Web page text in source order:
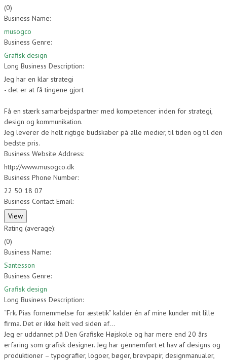
(0)
Business Name:
musogco
Business Genre:
Grafisk design
Long Business Description:
Jeg har en klar strategi
- det er at få tingene gjort
Få en stærk samarbejdspartner med kompetencer inden for strategi,
design og kommunikation.
Jeg leverer de helt rigtige budskaber på alle medier, til tiden og til den
bedste pris.
Business Website Address:
http://www.musogco.dk
Business Phone Number:
22 50 18 07
Business Contact Email:
Rating (average):
(0)
Business Name:
Santesson
Business Genre:
Grafisk design
Long Business Description:
“Frk. Pias fornemmelse for æstetik” kalder én af mine kunder mit lille
firma. Det er ikke helt ved siden af…
Jeg er uddannet på Den Grafiske Højskole og har mere end 20 års
erfaring som grafisk designer. Jeg har gennemført et hav af designs og
produktioner – typografier, logoer, bøger, brevpapir, designmanualer,